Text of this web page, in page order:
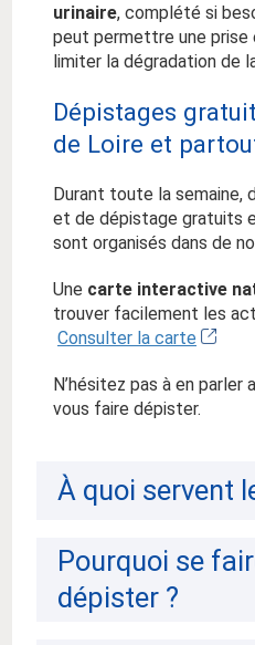
urinaire, complété si
peut permettre une prise
limiter la dégradation de
Dépistages
de Loire et
Durant toute la semaine,
et de dépistage gratuits
sont organisés dans de
Une carte interactive
trouver facilement les
Consulter la carte
N’hésitez pas à en
vous faire dépister.
À quoi servent
Pourquoi se
dépister ?